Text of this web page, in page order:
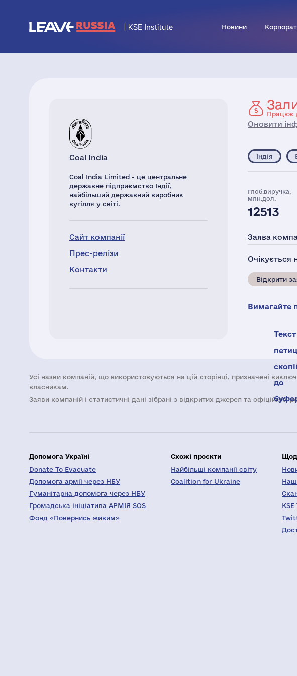
Новини
Coal India
Coal India Limited - це центральне
державне підприємство Індії,
найбільший державний виробник
вугілля у світі.
Сайт компанії
Прес-релізи
Контакти
Працює
Оновити
Індія
Глоб.виручка,
млн.дол.
12513
Заява
Очікується
Відкрити
Вимагайте
Текст
до
Усі назви компаній, що використовуються на цій сторінці, призначені
власникам.
Заяви компаній i статистичні дані зібрані з відкритих джерел та офіційних
Допомога Україні
Donate To Evacuate
Допомога армії через НБУ
Гуманітарна допомога через НБУ
Громадська ініціатива АРМІЯ SOS
Фонд «Повернись живим»
Схожі проєкти
Найбільші компанії світу
Coalition for Ukraine
Наш